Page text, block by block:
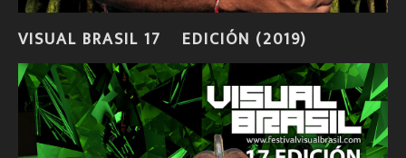
VISUAL BRASIL 17º EDICIÓN (2019)